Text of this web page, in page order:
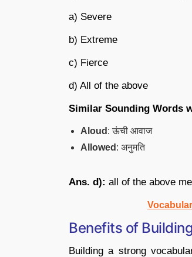
a) Severe
b) Extreme
c) Fierce
d) All of the above
Similar Sounding Words
Aloud : ऊंची आवाज
Allowed : अनुमति
Ans. d): all of the above
Benefits of
Building a strong